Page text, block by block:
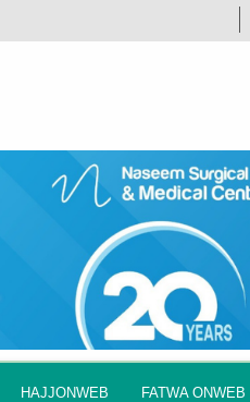
HAJJONWEB FATWA ONWEB